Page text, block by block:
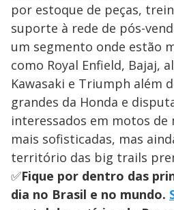
por estoque de peças,
suporte à rede de pós-
um segmento onde estão
como Royal Enfield, Bajaj,
Kawasaki e Triumph além
grandes da Honda e
interessados em motos de
mais sofisticadas, mas
território das big trails
✅Fique por dentro das
dia no Brasil e no mundo.